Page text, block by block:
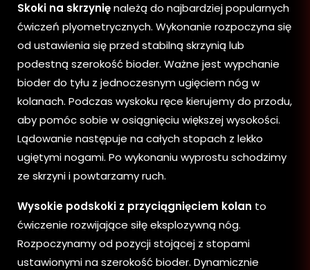
Skoki na skrzynięnależą do najbardziej popularnych
ćwiczeń plyometrycznych. Wykonanie rozpoczyna się
od ustawienia się przed stabilną skrzynią lub
podestną szerokość bioder. Ważne jest wypchanie
bioder do tyłu z jednoczesnym ugięciem nóg w
kolanach. Podczas wyskoku ręce kierujemy do przodu,
aby pomóc sobie w osiągnięciu większej wysokości.
Lądowanie następuje na całych stopach z lekko
ugiętymi nogami. Po wykonaniu wyprostu schodzimy
ze skrzyni i powtarzamy ruch.
Wysokie podskoki z przyciągnięciem kolan to
ćwiczenie rozwijające siłę eksplozywną nóg.
Rozpoczynamy od pozycji stojącej z stopami
ustawionymi na szerokość bioder. Dynamicznie